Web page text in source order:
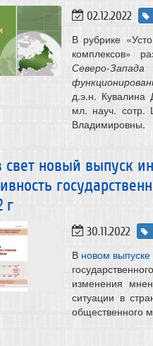
02.12.2022
В рубрике
комплексов»
Северо-
д.э.н. Кувалина
мл. науч. сотр.
Владимировны.
новый выпуск
г
30.11.2022
В новом выпуске
изменения
ситуации в
общественного